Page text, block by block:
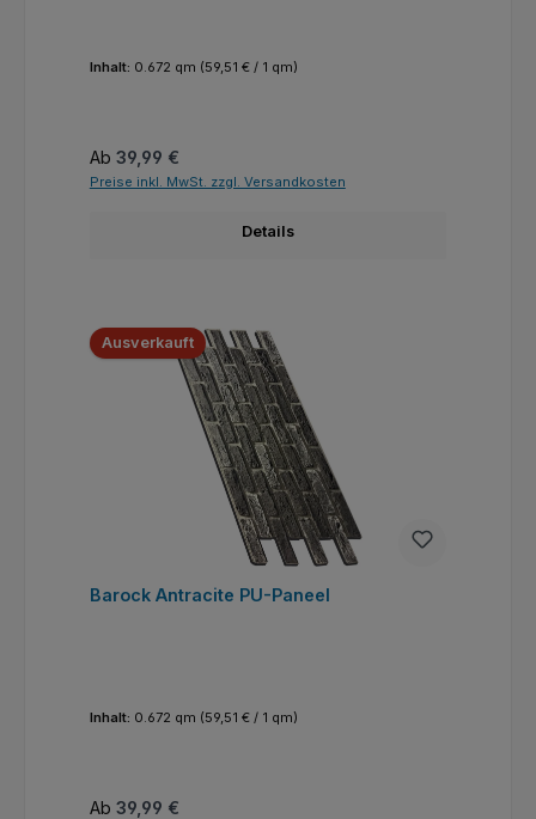
Inhalt: 0.672 qm (59,51 € / 1 qm)
Regulärer Preis:
Ab 39,99 €
Preise inkl. MwSt. zzgl. Versandkosten
Details
Ausverkauft
Barock Antracite PU-Paneel
Inhalt: 0.672 qm (59,51 € / 1 qm)
Regulärer Preis:
Ab 39,99 €